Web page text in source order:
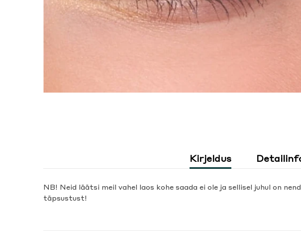
Kirjeldus
NB! Neid läätsi meil vahel laos kohe saada ei ole ja sellisel juhul on
täpsustust!